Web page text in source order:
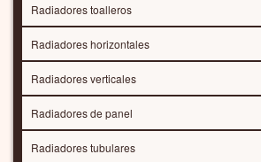
Radiadores toalleros
Radiadores horizontales
Radiadores verticales
Radiadores de panel
Radiadores tubulares